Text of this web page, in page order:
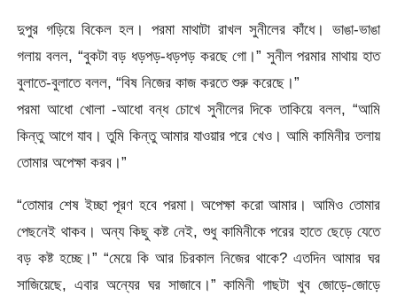
দুপুর গড়িয়ে বিকেল হল। পরমা মাথাটা রাখল সুনীলের কাঁধে। ভাঙা-ভাঙা
গলায় বলল, “বুকটা বড় ধড়পড়-ধড়পড় করছে গো।” সুনীল পরমার মাথায় হাত
বুলাতে-বুলাতে বলল, “বিষ নিজের কাজ করতে শুরু করেছে।”
পরমা আধো খোলা -আধো বন্ধ চোখে সুনীলের দিকে তাকিয়ে বলল, “আমি
কিন্তু আগে যাব। তুমি কিন্তু আমার যাওয়ার পরে খেও। আমি কামিনীর তলায়
তোমার অপেক্ষা করব।”
“তোমার শেষ ইচ্ছা পূরণ হবে পরমা। অপেক্ষা করো আমার। আমিও তোমার
পেছনেই থাকব। অন্য কিছু কষ্ট নেই, শুধু কামিনীকে পরের হাতে ছেড়ে যেতে
বড় কষ্ট হচ্ছে।” “মেয়ে কি আর চিরকাল নিজের থাকে? এতদিন আমার ঘর
সাজিয়েছে, এবার অন্যের ঘর সাজাবে।” কামিনী গাছটা খুব জোড়ে-জোড়ে